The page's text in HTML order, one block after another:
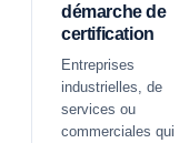
démarche de
certification
Entreprises
industrielles, de
services ou
commerciales qui